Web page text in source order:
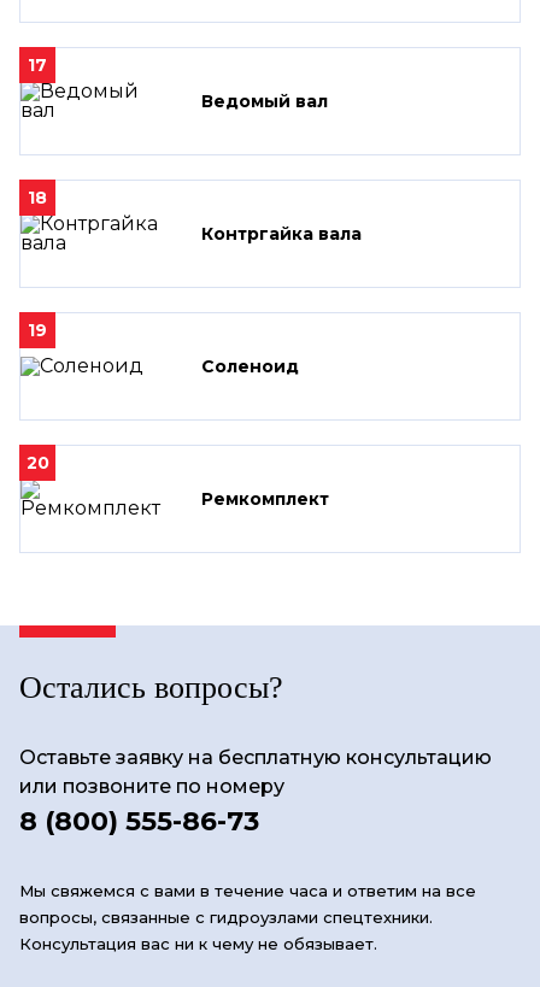
17
Ведомый вал
18
Контргайка вала
19
Соленоид
20
Ремкомплект
Остались вопросы?
Оставьте заявку на бесплатную консультацию
или позвоните по номеру
8 (800) 555-86-73
Мы свяжемся с вами в течение часа и ответим на все
вопросы, связанные с гидроузлами спецтехники.
Консультация вас ни к чему не обязывает.